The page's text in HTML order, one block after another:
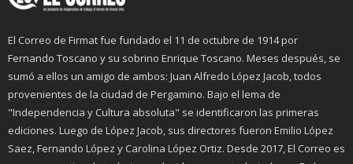
El Correo de Firmat fue fundado el 11 de octubre de 1914 por
Fernando Toscano y su sobrino Enrique Toscano. Meses después, se
sumó a ellos un amigo de ambos: Juan Alfredo López Jacob, todos
provenientes de la ciudad de Pergamino. Bajo el lema de
"Independencia y Cultura absoluta" se identificaron las primeras
ediciones. Luego de López Jacob, sus directores fueron Emilio López
Saez, Fernando López y Carolina López Ortiz. Desde 2017, El Correo es